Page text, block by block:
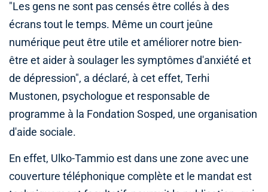
"Les gens ne sont pas censés être collés à des
écrans tout le temps. Même un court jeûne
numérique peut être utile et améliorer notre bien-
être et aider à soulager les symptômes d'anxiété et
de dépression", a déclaré, à cet effet, Terhi
Mustonen, psychologue et responsable de
programme à la Fondation Sosped, une organisation
d'aide sociale.
En effet, Ulko-Tammio est dans une zone avec une
couverture téléphonique complète et le mandat est